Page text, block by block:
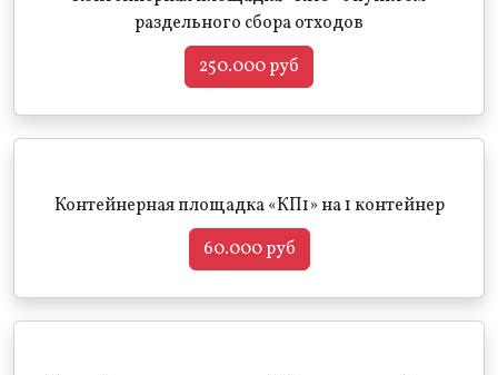
раздельного сбора отходов
250.000 руб
Контейнерная площадка «КП1» на 1 контейнер
60.000 руб